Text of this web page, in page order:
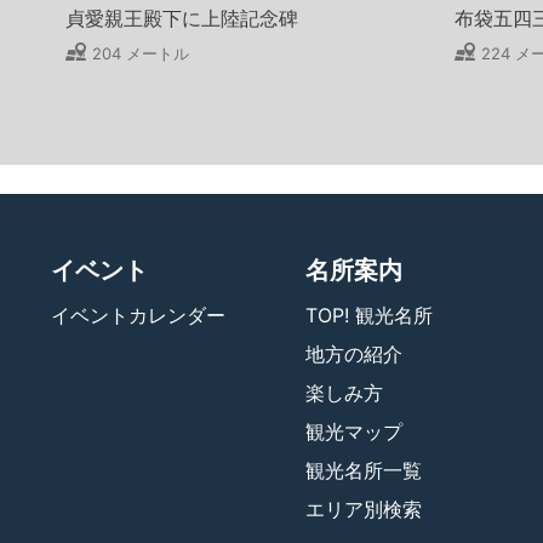
貞愛親王殿下に上陸記念碑
204 メートル
布袋五四
224 メ
イベント
イベントカレンダー
名所案内
TOP! 観光名所
地方の紹介
楽しみ方
観光マップ
観光名所一覧
エリア別検索